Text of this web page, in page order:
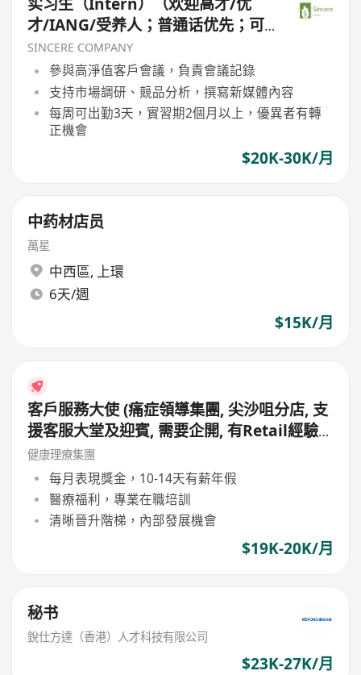
才/IANG/受养人；普通话优先；可
转正/续签）
SINCERE COMPANY
參與高淨值客戶會議，負責會議記錄
支持市場調研、競品分析，撰寫新媒體內容
每周可出勤3天，實習期2個月以上，優異者有轉
正機會
$20K-30K/月
中药材店员
萬星
中西區, 上環
6天/週
$15K/月
客戶服務大使 (痛症領導集團, 尖沙咀分店, 支
援客服大堂及迎賓, 需要企開, 有Retail經驗
更好, 月薪19,000 - 20,000, 無需銷售)
健康理療集團
每月表現獎金，10-14天有薪年假
醫療福利，專業在職培訓
清晰晉升階梯，內部發展機會
$19K-20K/月
秘书
銳仕方達（香港）人才科技有限公司
$23K-27K/月